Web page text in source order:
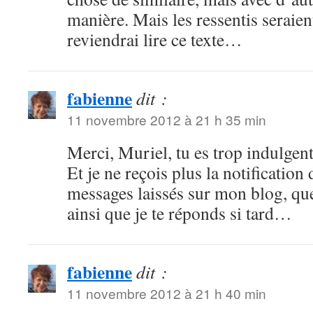
manière. Mais les ressentis
reviendrai lire ce texte…
fabiennedit :
11 novembre 2012 à 21 h 35 min
Merci, Muriel, tu es trop
Et je ne reçois plus la notification
messages laissés sur mon blog,
ainsi que je te réponds si tard…
fabiennedit :
11 novembre 2012 à 21 h 40 min